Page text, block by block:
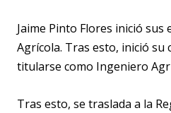
Jaime Pinto Flores inició
Agrícola. Tras esto, inició su
titularse como Ingeniero
Tras esto, se traslada a la